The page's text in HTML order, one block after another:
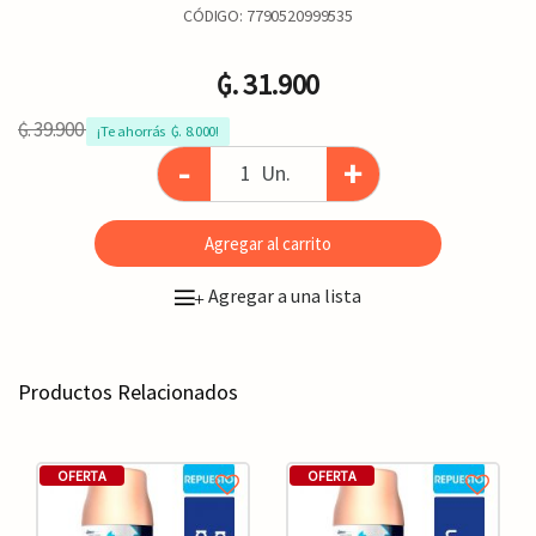
CÓDIGO: 7790520999535
₲. 31.900
₲. 39.900 ¡Te ahorrás  ₲. 8.000!
- Un. +
Agregar al carrito
+Agregar a una lista
Productos Relacionados
OFERTA OFERTA